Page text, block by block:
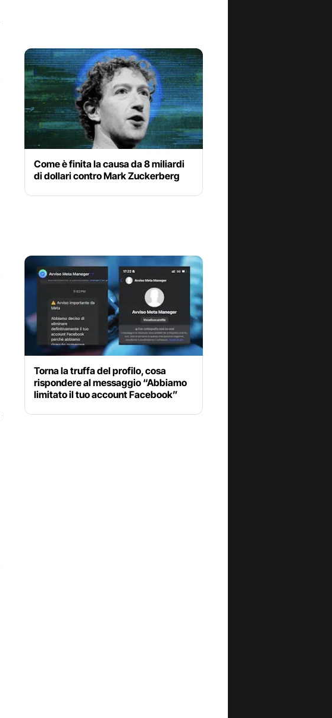
Come è finita la causa da 8 miliardi
di dollari contro Mark Zuckerberg
Torna la truffa del profilo, cosa
rispondere al messaggio “Abbiamo
limitato il tuo account Facebook”